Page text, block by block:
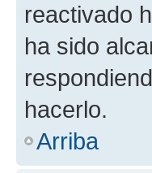
reactivado
ha sido
hacerlo.
Arriba